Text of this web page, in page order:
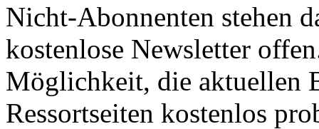
Nicht-Abonnenten stehen
kostenlose Newsletter
Möglichkeit, die aktuellen
Ressortseiten kostenlos